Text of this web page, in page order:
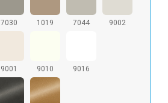
7030 1019 7044 9002
9001 9010 9016